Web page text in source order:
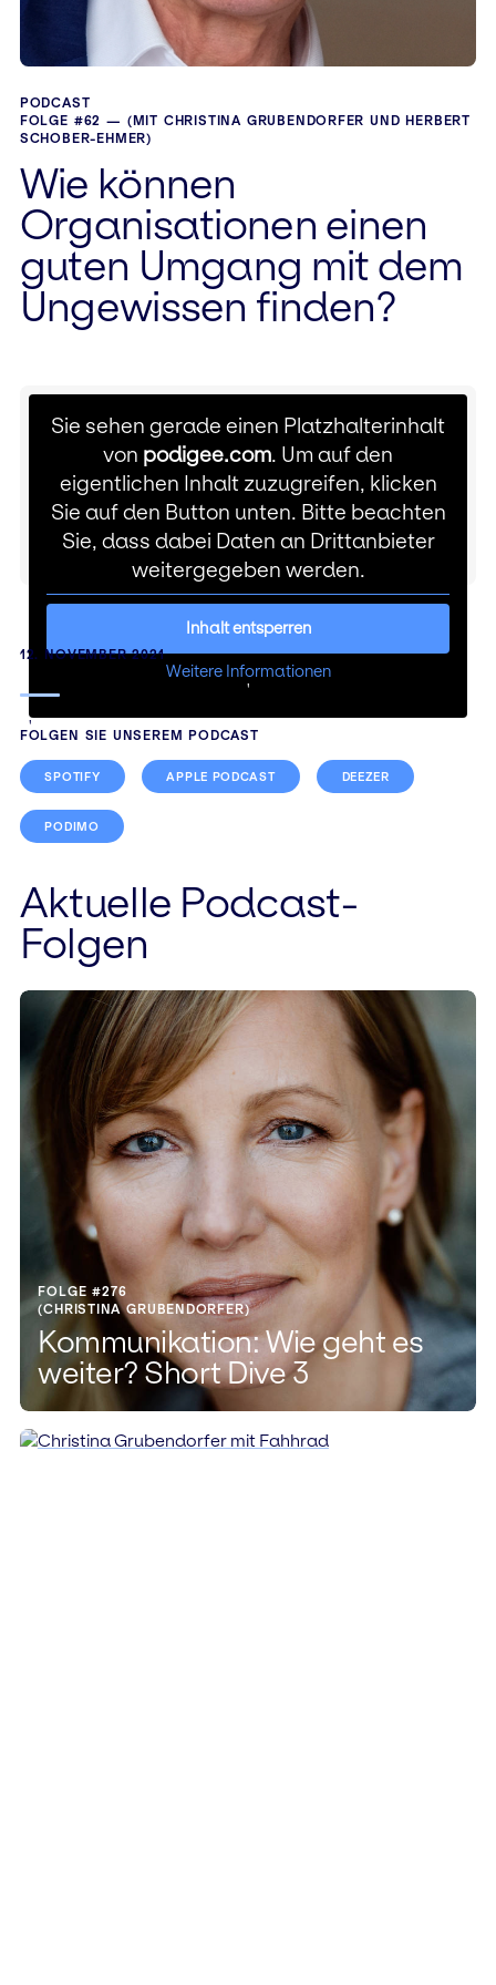
PODCAST
FOLGE #62 — (MIT CHRISTINA GRUBENDORFER UND HERBERT
SCHOBER-EHMER)
Wie können
Organisationen einen
guten Umgang mit dem
Ungewissen finden?
12. NOVEMBER 2021
FOLGEN SIE UNSEREM PODCAST
SPOTIFY APPLE PODCAST DEEZER
PODIMO
Sie sehen gerade einen Platzhalterinhalt
von podigee.com. Um auf den
eigentlichen Inhalt zuzugreifen, klicken
Sie auf den Button unten. Bitte beachten
Sie, dass dabei Daten an Drittanbieter
weitergegeben werden.
Inhalt entsperren
Weitere Informationen
'
'
Aktuelle Podcast-
Folgen
FOLGE #276
(CHRISTINA GRUBENDORFER)
Kommunikation: Wie geht es
weiter? Short Dive 3